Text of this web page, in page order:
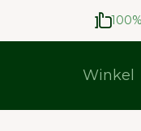
Winkel